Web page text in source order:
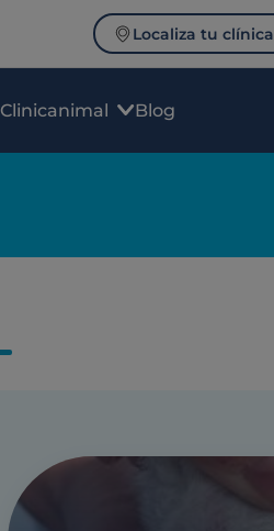
Localiza tu clínica
Clinicanimal Blog